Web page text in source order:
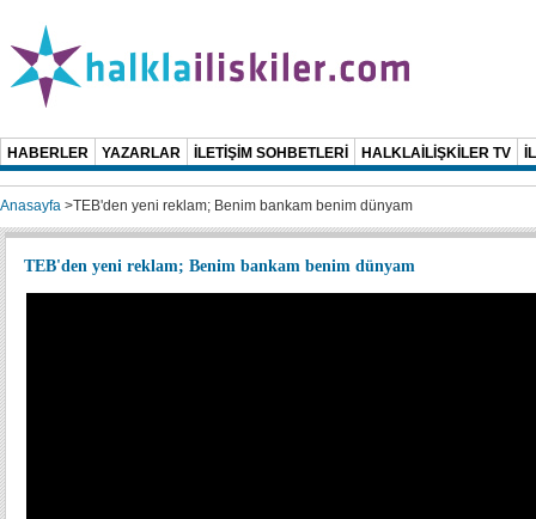
HABERLER YAZARLAR İLETİŞİM SOHBETLERİ HALKLAİLİŞKİLER TV
Anasayfa >TEB'den yeni reklam; Benim bankam benim dünyam
TEB'den yeni reklam; Benim bankam benim dünyam